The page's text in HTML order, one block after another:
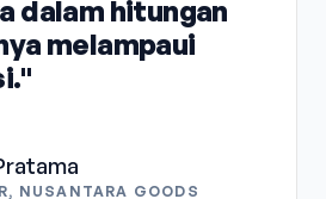
dalam hitungan
melampaui
NUSANTARA GOODS